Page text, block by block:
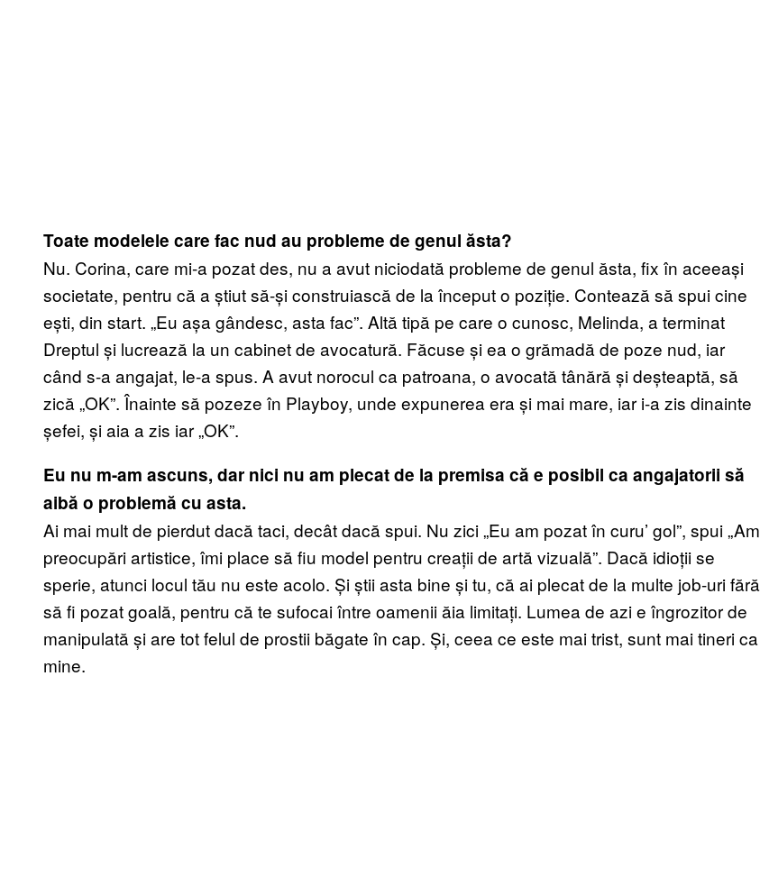
Toate modelele care fac nud au probleme de genul ăsta?
Nu. Corina, care mi-a pozat des, nu a avut niciodată probleme de genul ăsta, fix în aceeași
societate, pentru că a știut să-și construiască de la început o poziție. Contează să spui cine
ești, din start. „Eu așa gândesc, asta fac”. Altă tipă pe care o cunosc, Melinda, a terminat
Dreptul și lucrează la un cabinet de avocatură. Făcuse și ea o grămadă de poze nud, iar
când s-a angajat, le-a spus. A avut norocul ca patroana, o avocată tânără și deșteaptă, să
zică „OK”. Înainte să pozeze în Playboy, unde expunerea era și mai mare, iar i-a zis dinainte
șefei, și aia a zis iar „OK”.
Eu nu m-am ascuns, dar nici nu am plecat de la premisa că e posibil ca angajatorii să
aibă o problemă cu asta.
Ai mai mult de pierdut dacă taci, decât dacă spui. Nu zici „Eu am pozat în curu’ gol”, spui „Am
preocupări artistice, îmi place să fiu model pentru creații de artă vizuală”. Dacă idioții se
sperie, atunci locul tău nu este acolo. Și știi asta bine și tu, că ai plecat de la multe job-uri fără
să fi pozat goală, pentru că te sufocai între oamenii ăia limitați. Lumea de azi e îngrozitor de
manipulată și are tot felul de prostii băgate în cap. Și, ceea ce este mai trist, sunt mai tineri ca
mine.